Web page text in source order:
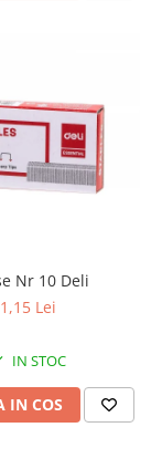
Nr 10 Deli
1,15 Lei
IN STOC
IN COS